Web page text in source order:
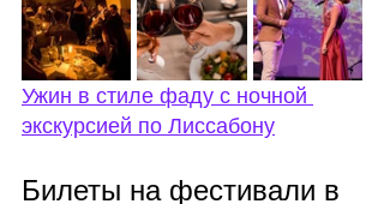
Ужин в стиле фаду с ночной
экскурсией по Лиссабону
Билеты на фестивали в